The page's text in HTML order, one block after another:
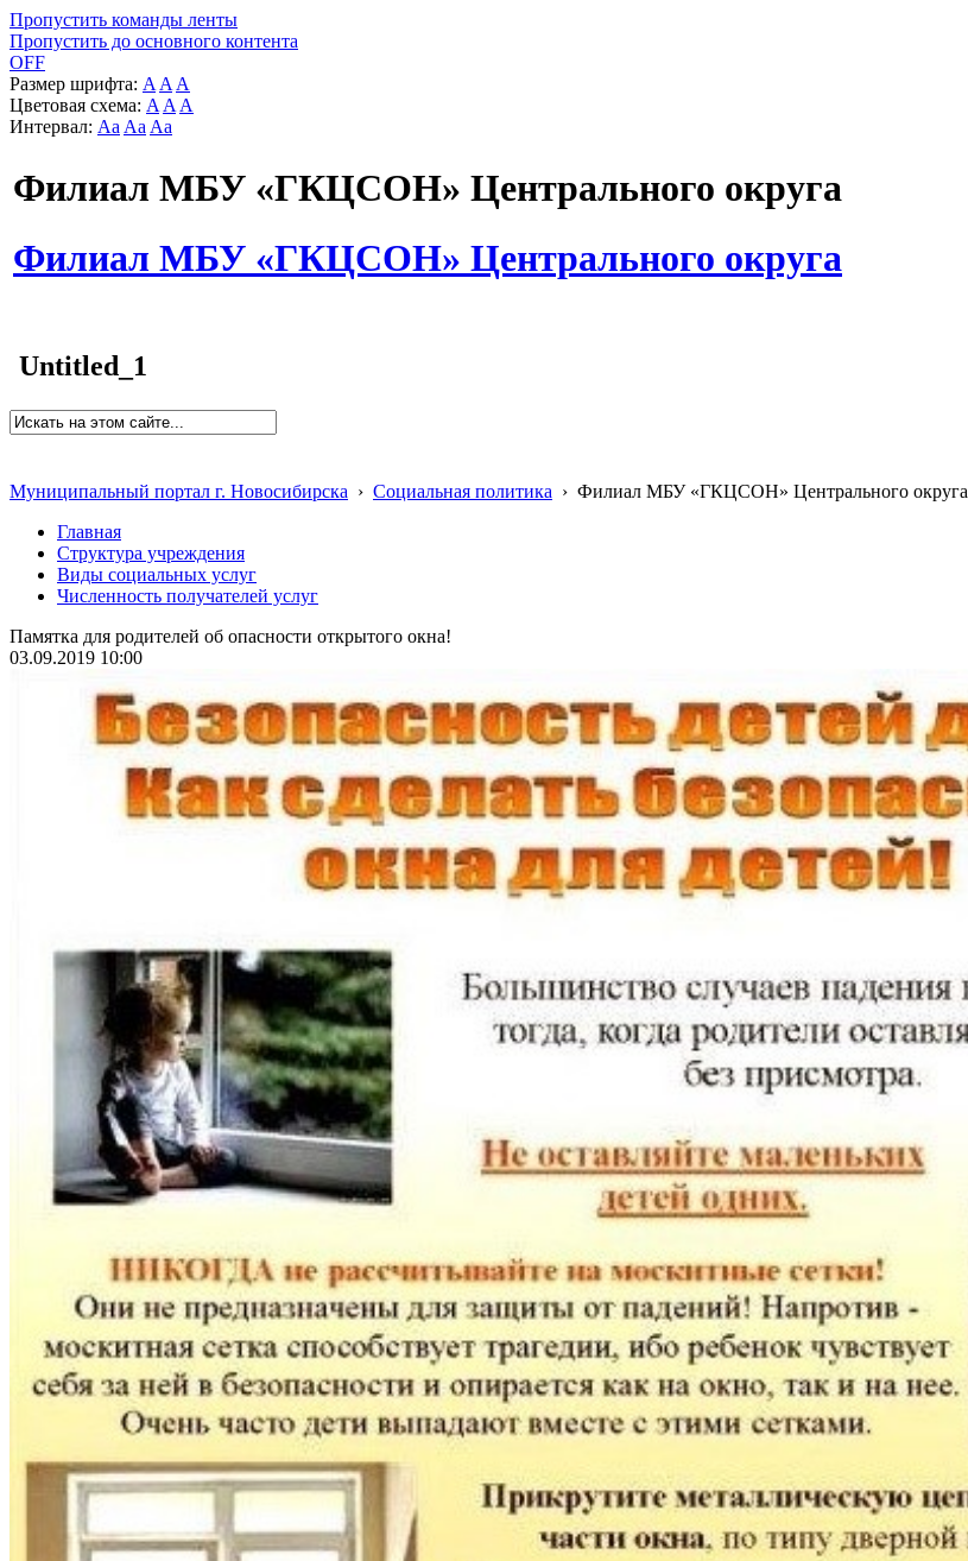
Пропустить команды ленты
Пропустить до основного контента
OFF
Размер шрифта: A A A
Цветовая схема: A A A
Интервал: Aa Aa Aa
Филиал МБУ «ГКЦСОН» Центрального округа
Филиал МБУ «ГКЦСОН» Центрального округа
Untitled_1
Муниципальный портал г. Новосибирска › Социальная политика › Филиал МБУ «ГКЦСОН» Центрального округа
Главная
Структура учреждения
Виды социальных услуг
Численность получателей услуг
Памятка для родителей об опасности открытого окна!
03.09.2019 10:00